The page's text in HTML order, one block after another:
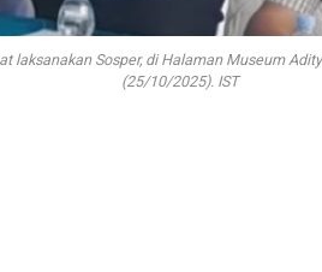
laksanakan Sosper, di Halaman Museum
(25/10/2025). IST